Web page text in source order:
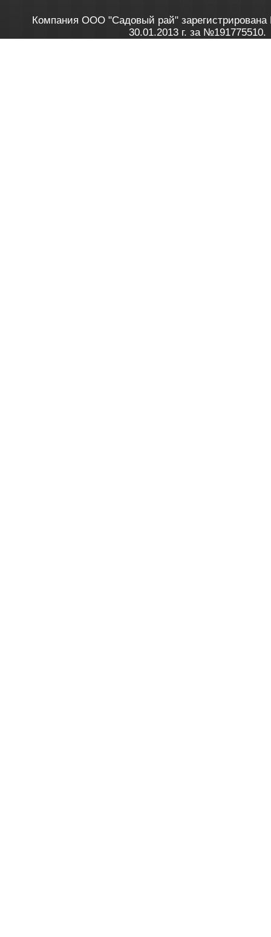
Компания ООО "Садовый рай" зарегистрирована
30.01.2013 г. за №191775510.